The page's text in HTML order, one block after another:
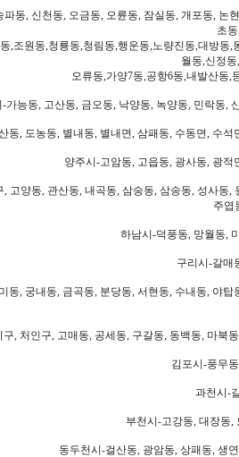
동, 신천동, 오금동, 오륜동, 잠실동, 개포동,
초
,조원동,청룡동,청림동,행운동,노량진동,대방
월동,신정
오류동,가양7동,공항6동,내발산동,
-가능동, 고산동, 금오동, 낙양동, 녹양동, 민락동,
동, 도농동, 별내동, 별내면, 삼패동, 수동면, 수
양주시-고암동, 고읍동, 광사동, 광
고양동, 관산동, 내곡동, 삼숭동, 삼송동, 성사
주엽
하남시-덕풍동, 망월동,
구리시-갈매
동, 궁내동, 금곡동, 분당동, 서현동, 수내동, 야
, 처인구, 고매동, 공세동, 구갈동, 동백동, 마북
김포시-풍무
과천시-
부천시-고강동, 대장동,
동두천시-걸산동, 광암동, 상패동, 생